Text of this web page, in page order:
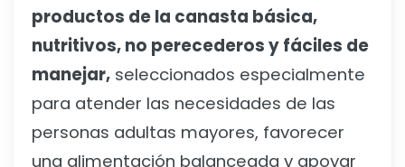
productos de la canasta básica,
nutritivos, no perecederos y fáciles de
manejar, seleccionados especialmente
para atender las necesidades de las
personas adultas mayores, favorecer
una alimentación balanceada y apoyar